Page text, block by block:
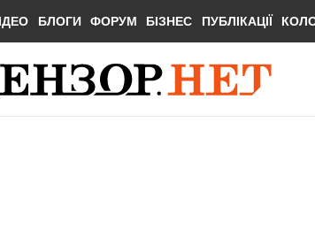
БЛОГИ ФОРУМ БІЗНЕС ПУБЛІКАЦІЇ